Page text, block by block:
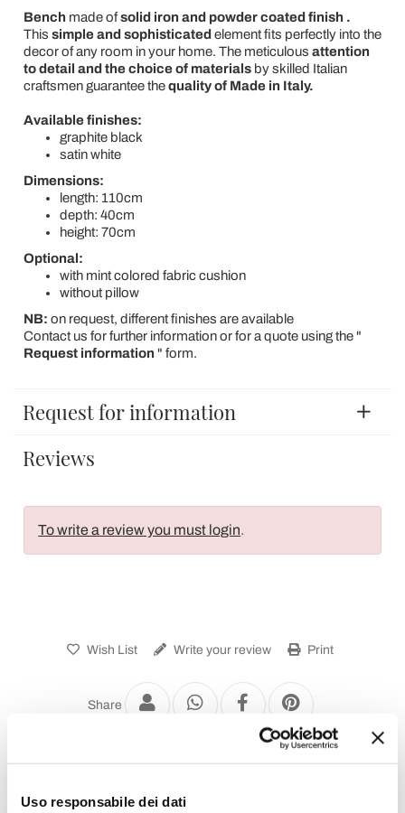
Uso responsabile dei dati
Bench made ofsolid iron and powder coated finish .
This simple and sophisticated element fits perfectly into the
decor of any room in your home. The meticulous attention
to detail and the choice of materialsby skilled Italian
craftsmen guarantee thequality of Made in Italy.
Available finishes:
graphite black
satin white
Dimensions:
length: 110cm
depth: 40cm
height: 70cm
Optional:
with mint colored fabric cushion
without pillow
NB: on request, different finishes are available
Contact us for further information or for a quote using the "
Request information " form.
Request for information
Reviews
To write a review you must login.
Wish List Write your review Print
Share